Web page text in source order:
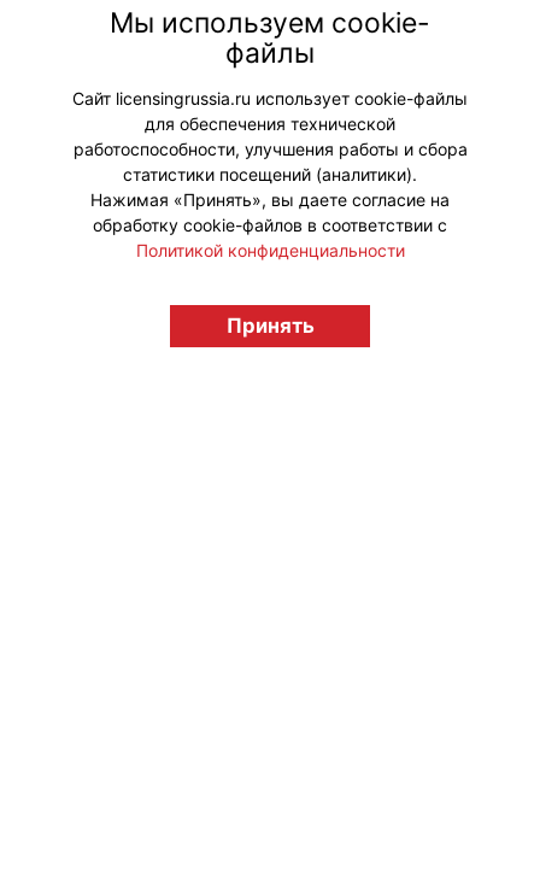
сериала позволили сформировать
абсолютно новый подход к игровым
#ПродвижениеБренда
licensingrussia.ru, 2009-2026 12+
Мы используем cookie-
файлы
Сайт licensingrussia.ru использует cookie-файлы
для обеспечения технической
работоспособности, улучшения работы и сбора
статистики посещений (аналитики).
Нажимая «Принять», вы даете согласие на
обработку cookie-файлов в соответствии с
Политикой конфиденциальности
Принять